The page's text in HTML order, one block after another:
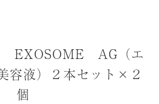
EXOSOME AG（エ
容液）２本セット×２
個